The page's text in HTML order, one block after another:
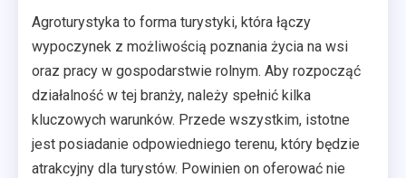
Agroturystyka to forma turystyki, która łączy
wypoczynek z możliwością poznania życia na wsi
oraz pracy w gospodarstwie rolnym. Aby rozpocząć
działalność w tej branży, należy spełnić kilka
kluczowych warunków. Przede wszystkim, istotne
jest posiadanie odpowiedniego terenu, który będzie
atrakcyjny dla turystów. Powinien on oferować nie